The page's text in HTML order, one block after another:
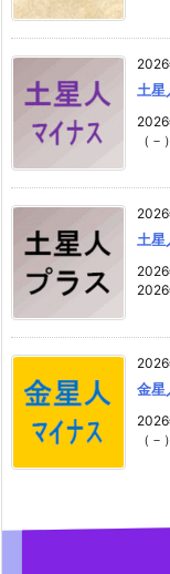
土
（
土
2026
金星
（